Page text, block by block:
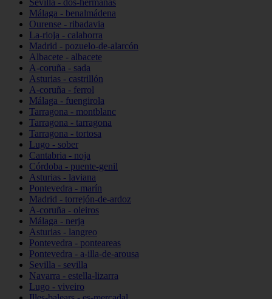
Sevilla - dos-hermanas
Málaga - benalmádena
Ourense - ribadavia
La-rioja - calahorra
Madrid - pozuelo-de-alarcón
Albacete - albacete
A-coruña - sada
Asturias - castrillón
A-coruña - ferrol
Málaga - fuengirola
Tarragona - montblanc
Tarragona - tarragona
Tarragona - tortosa
Lugo - sober
Cantabria - noja
Córdoba - puente-genil
Asturias - laviana
Pontevedra - marín
Madrid - torrejón-de-ardoz
A-coruña - oleiros
Málaga - nerja
Asturias - langreo
Pontevedra - ponteareas
Pontevedra - a-illa-de-arousa
Sevilla - sevilla
Navarra - estella-lizarra
Lugo - viveiro